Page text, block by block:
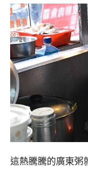
這熱騰騰的廣東粥